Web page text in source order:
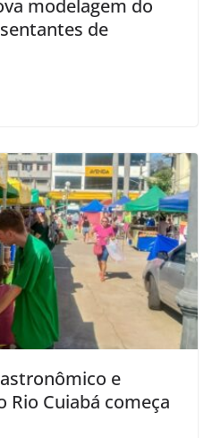
modelagem do
de
e
Rio Cuiabá começa